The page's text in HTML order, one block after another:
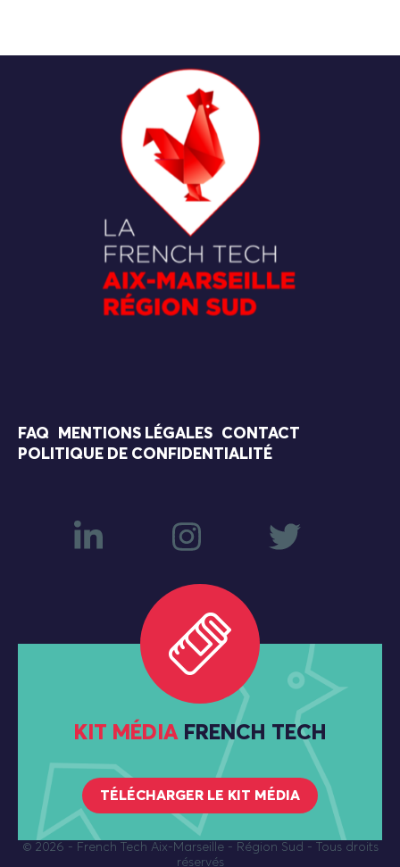
FAQ MENTIONS LÉGALES
CONTACT
POLITIQUE DE CONFIDENTIALITÉ
KIT MÉDIA FRENCH TECH
TÉLÉCHARGER LE KIT MÉDIA
© 2026 - French Tech Aix-Marseille - Région Sud - Tous droits
réservés